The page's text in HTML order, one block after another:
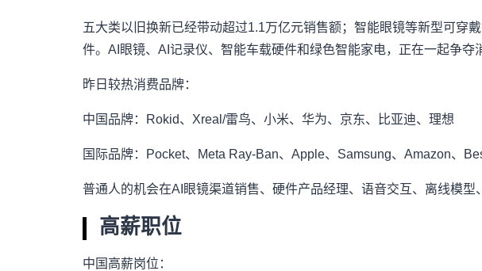
五大类以旧换新已经带动超过1.1万亿元销售额；智能眼镜等新型可穿
件。AI眼镜、AI记录仪、智能车载硬件和绿色智能家电，正在一起争夺
昨日较热消费品牌：
中国品牌：Rokid、Xreal/雷鸟、小米、华为、京东、比亚迪、理想
国际品牌：Pocket、Meta Ray-Ban、Apple、Samsung、Amazon、
普通人的机会在AI眼镜渠道销售、硬件产品经理、语音交互、离线模
高薪职位
中国高薪岗位：